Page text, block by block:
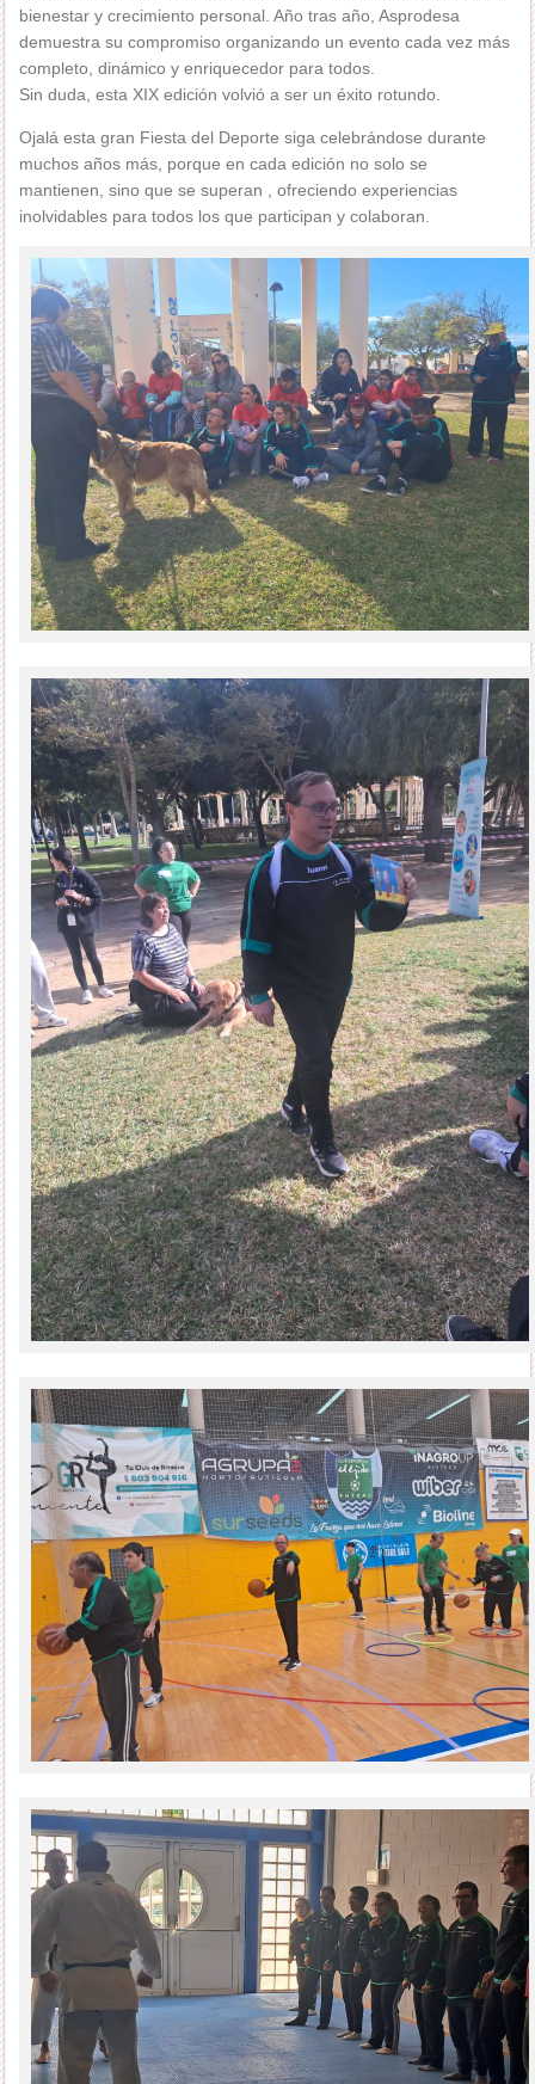
bienestar y crecimiento personal. Año tras año, Asprodesa
demuestra su compromiso organizando un evento cada vez más
completo, dinámico y enriquecedor para todos.
Sin duda, esta XIX edición volvió a ser un éxito rotundo.
Ojalá esta gran Fiesta del Deporte siga celebrándose durante
muchos años más, porque en cada edición no solo se
mantienen, sino que se superan , ofreciendo experiencias
inolvidables para todos los que participan y colaboran.